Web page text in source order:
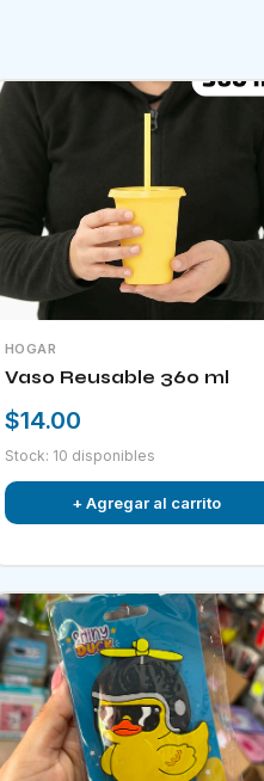
HOGAR
Vaso Reusable 360 ml
$14.00
Stock: 10 disponibles
+ Agregar al carrito